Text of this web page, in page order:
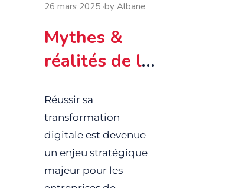
26 mars 2025 by Albane
Mythes &
réalités de la
n digitale : ce
que vous
devez
vraiment
Réussir sa
transformation
digitale est devenue
un enjeu stratégique
majeur pour les